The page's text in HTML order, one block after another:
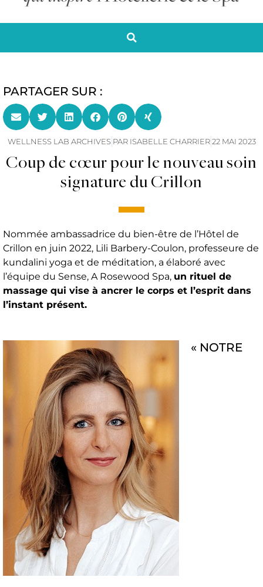
PARTAGER SUR :
WELLNESS LAB ARCHIVES PARISABELLE CHARRIER 22 MAI 2023
Coup de cœur pour le nouveau soin
signature du Crillon
Nommée ambassadrice du bien-être de l’Hôtel de
Crillon en juin 2022, Lili Barbery-Coulon, professeure de
kundalini yoga et de méditation, a élaboré avec
l’équipe du Sense, A Rosewood Spa, un rituel de
massage qui vise à ancrer le corps et l’esprit dans
l’instant présent.
« NOTRE